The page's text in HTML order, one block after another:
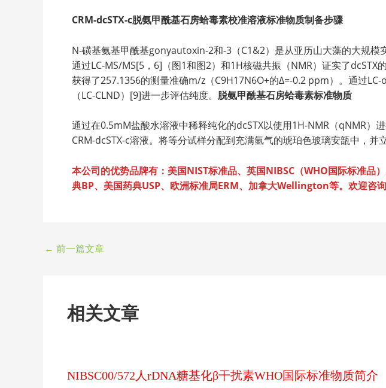
CRM-dcSTX-c脱氨甲酰基石房蛤毒素校准溶液标准物质制备步骤
N-磺基氨基甲酰基gonyautoxin-2和-3（C1&2）是从亚历山大藻的大规模
通过LC-MS/MS[5，6]（图1和图2）和1H核磁共振（NMR）证实了
获得了257.1356的测量准确m/z（C9H17N6O+的∆=-0.2 ppm）。通过
（LC-CLND）[9]进一步评估纯度。 脱氨甲酰基石房蛤毒素标准物质
通过在0.5mM盐酸水溶液中稀释纯化的dcSTX以使用1H-NMR（qNMR
CRM-dcSTX-c溶液。将等分试样分配到充满氩气的琥珀色玻璃安瓿中，并
本公司的优势品牌有：美国NIST标准品、英国NIBSC（WHO国际标准
典BP、美国药典USP、欧洲标准局ERM、加拿大Wellington等。欢迎咨询
← 前一篇文章
相关文章
NIBSC00/572人rDNA糖基化β干扰素WHO国际标准物质简介